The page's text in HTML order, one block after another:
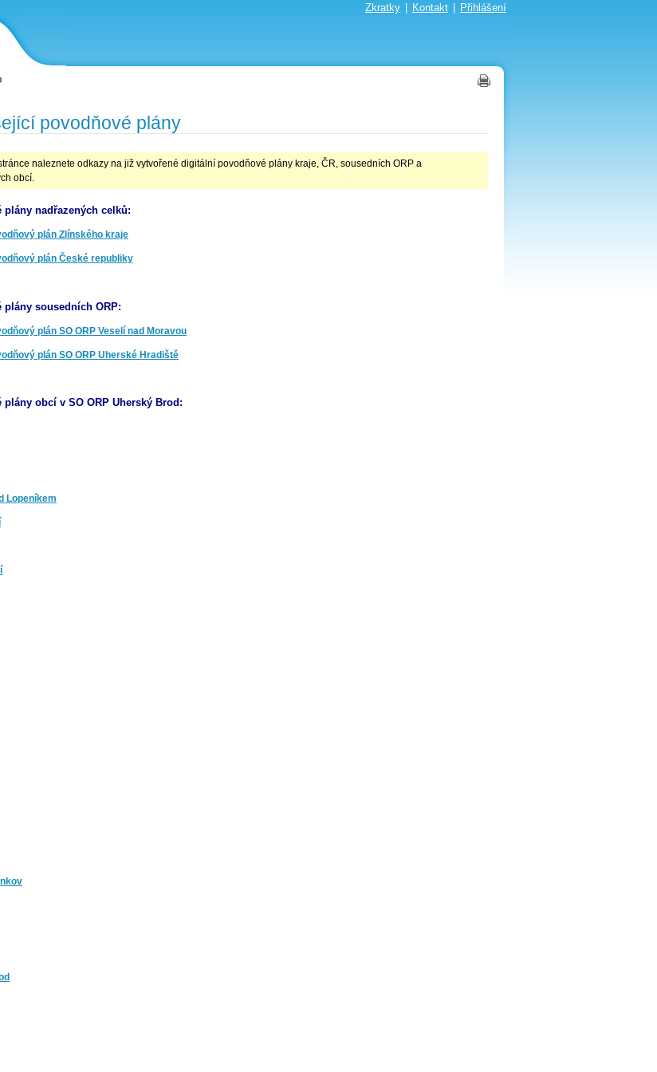
Zkratky Kontakt Přihlášení
povodňové plány
naleznete odkazy na již vytvořené digitální povodňové plány kraje, ČR, sousedních ORP a
obcí.
plány nadřazených celků:
plán Zlínského kraje
plán České republiky
plány sousedních ORP:
plán SO ORP Veselí nad Moravou
plán SO ORP Uherské Hradiště
plány obcí v SO ORP Uherský Brod:
Lopeníkem